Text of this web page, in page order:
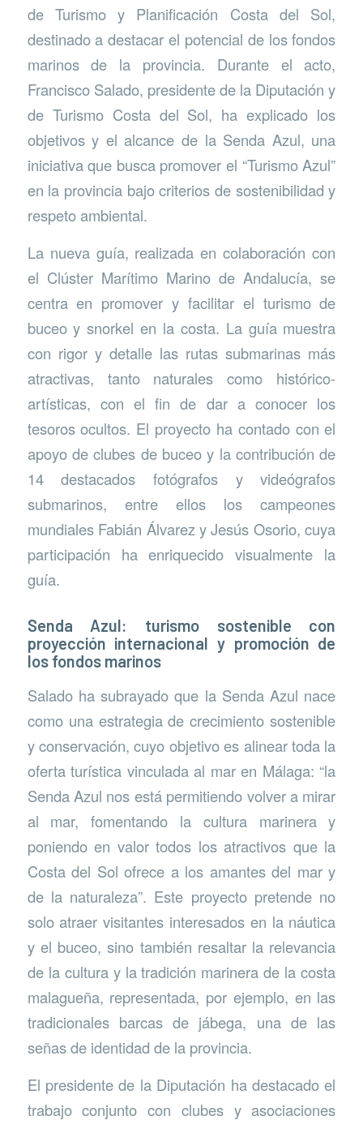
de Turismo y Planificación Costa del Sol,
destinado a destacar el potencial de los fondos
marinos de la provincia. Durante el acto,
Francisco Salado, presidente de la Diputación y
de Turismo Costa del Sol, ha explicado los
objetivos y el alcance de la Senda Azul, una
iniciativa que busca promover el “Turismo Azul”
en la provincia bajo criterios de sostenibilidad y
respeto ambiental.
La nueva guía, realizada en colaboración con
el Clúster Marítimo Marino de Andalucía, se
centra en promover y facilitar el turismo de
buceo y snorkel en la costa. La guía muestra
con rigor y detalle las rutas submarinas más
atractivas, tanto naturales como histórico-
artísticas, con el fin de dar a conocer los
tesoros ocultos. El proyecto ha contado con el
apoyo de clubes de buceo y la contribución de
14 destacados fotógrafos y videógrafos
submarinos, entre ellos los campeones
mundiales Fabián Álvarez y Jesús Osorio, cuya
participación ha enriquecido visualmente la
guía.
Senda Azul: turismo sostenible con
proyección internacional y promoción de
los fondos marinos
Salado ha subrayado que la Senda Azul nace
como una estrategia de crecimiento sostenible
y conservación, cuyo objetivo es alinear toda la
oferta turística vinculada al mar en Málaga: “la
Senda Azul nos está permitiendo volver a mirar
al mar, fomentando la cultura marinera y
poniendo en valor todos los atractivos que la
Costa del Sol ofrece a los amantes del mar y
de la naturaleza”. Este proyecto pretende no
solo atraer visitantes interesados en la náutica
y el buceo, sino también resaltar la relevancia
de la cultura y la tradición marinera de la costa
malagueña, representada, por ejemplo, en las
tradicionales barcas de jábega, una de las
señas de identidad de la provincia.
El presidente de la Diputación ha destacado el
trabajo conjunto con clubes y asociaciones